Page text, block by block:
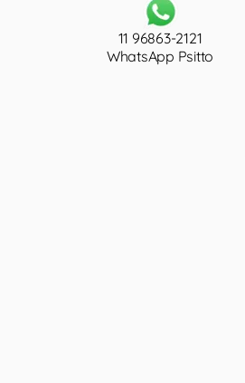
11 96863-2121
WhatsApp Psitto